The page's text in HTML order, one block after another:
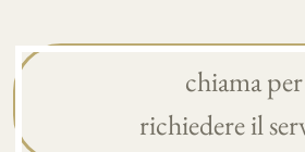
chiama per
richiedere il